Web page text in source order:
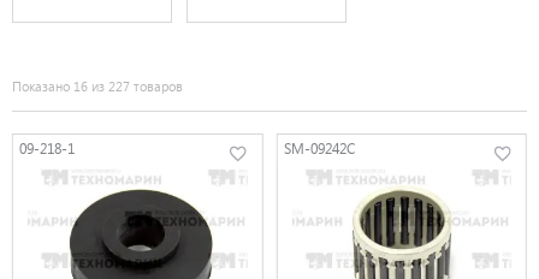
Показано 16 из 227 товаров
09-218-1 SM-09242C